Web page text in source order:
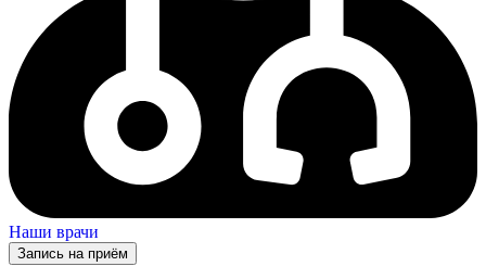
Наши врачи
Запись на приём